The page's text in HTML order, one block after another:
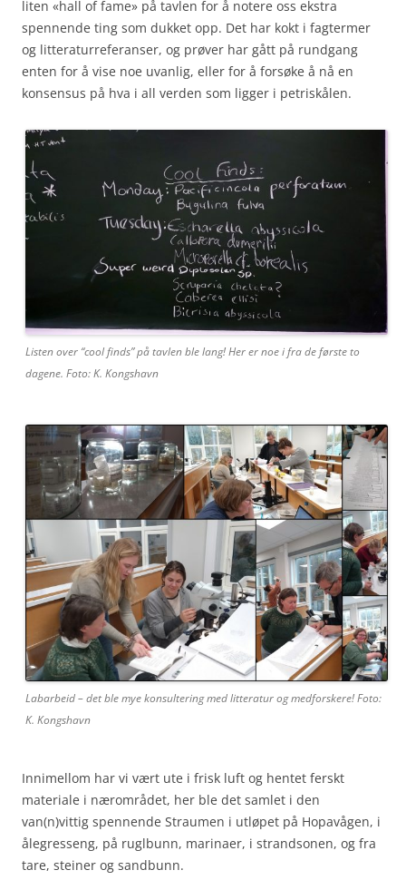
liten «hall of fame» på tavlen for å notere oss ekstra
spennende ting som dukket opp. Det har kokt i fagtermer
og litteraturreferanser, og prøver har gått på rundgang
enten for å vise noe uvanlig, eller for å forsøke å nå en
konsensus på hva i all verden som ligger i petriskålen.
Listen over “cool finds” på tavlen ble lang! Her er noe i fra de første to
dagene. Foto: K. Kongshavn
Labarbeid – det ble mye konsultering med litteratur og medforskere! Foto:
K. Kongshavn
Innimellom har vi vært ute i frisk luft og hentet ferskt
materiale i nærområdet, her ble det samlet i den
van(n)vittig spennende Straumen i utløpet på Hopavågen, i
ålegresseng, på ruglbunn, marinaer, i strandsonen, og fra
tare, steiner og sandbunn.